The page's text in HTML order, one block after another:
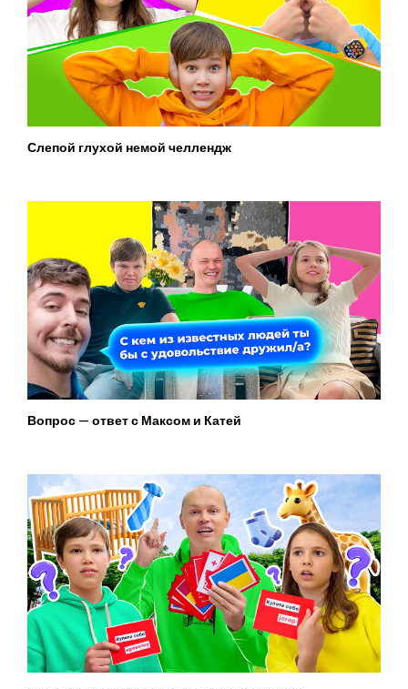
Слепой глухой немой челлендж
Вопрос — ответ с Максом и Катей